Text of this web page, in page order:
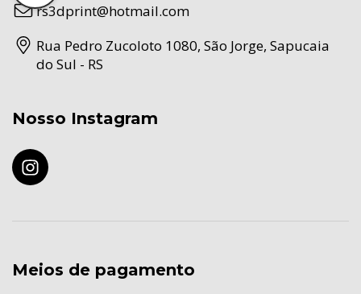
rs3dprint@hotmail.com
Rua Pedro Zucoloto 1080, São Jorge, Sapucaia
do Sul - RS
Nosso Instagram
Meios de pagamento